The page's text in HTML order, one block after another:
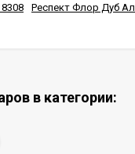
Респект Флор Дуб
в категории: